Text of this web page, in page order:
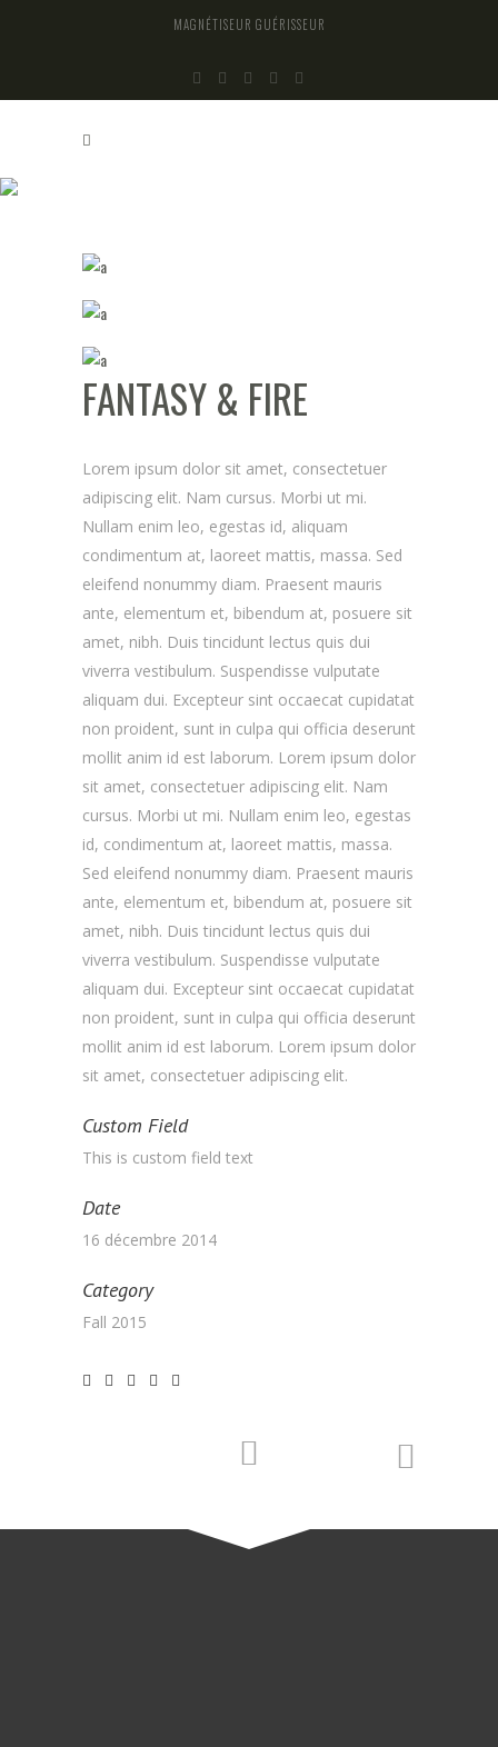
MAGNÉTISEUR GUÉRISSEUR
FANTASY & FIRE
Lorem ipsum dolor sit amet, consectetuer
adipiscing elit. Nam cursus. Morbi ut mi.
Nullam enim leo, egestas id, aliquam
condimentum at, laoreet mattis, massa. Sed
eleifend nonummy diam. Praesent mauris
ante, elementum et, bibendum at, posuere sit
amet, nibh. Duis tincidunt lectus quis dui
viverra vestibulum. Suspendisse vulputate
aliquam dui. Excepteur sint occaecat cupidatat
non proident, sunt in culpa qui officia deserunt
mollit anim id est laborum. Lorem ipsum dolor
sit amet, consectetuer adipiscing elit. Nam
cursus. Morbi ut mi. Nullam enim leo, egestas
id, condimentum at, laoreet mattis, massa.
Sed eleifend nonummy diam. Praesent mauris
ante, elementum et, bibendum at, posuere sit
amet, nibh. Duis tincidunt lectus quis dui
viverra vestibulum. Suspendisse vulputate
aliquam dui. Excepteur sint occaecat cupidatat
non proident, sunt in culpa qui officia deserunt
mollit anim id est laborum. Lorem ipsum dolor
sit amet, consectetuer adipiscing elit.
Custom Field
This is custom field text
Date
16 décembre 2014
Category
Fall 2015